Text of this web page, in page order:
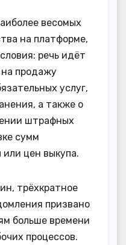
весомых
на платформе,
речь идёт
продажу
услуг,
а также о
штрафных
сумм
цен выкупа.
трёхкратное
призвано
больше времени
процессов.